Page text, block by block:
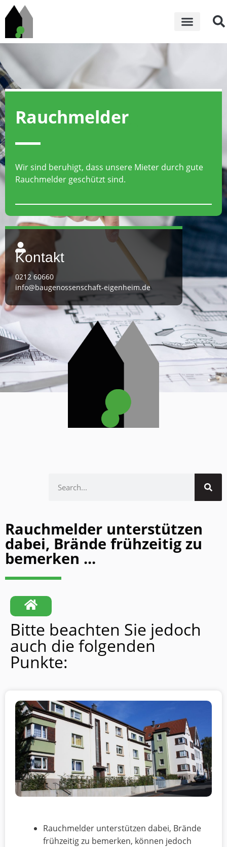
Rauchmelder
Wir sind beruhigt, dass unsere Mieter durch gute
Rauchmelder geschützt sind.
Kontakt
0212 60660
info@baugenossenschaft-eigenheim.de
Rauchmelder unterstützen
dabei, Brände frühzeitig zu
bemerken ...
Bitte beachten Sie jedoch
auch die folgenden
Punkte:
Rauchmelder unterstützen dabei, Brände
frühzeitig zu bemerken, können jedoch